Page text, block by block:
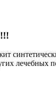
лечебных